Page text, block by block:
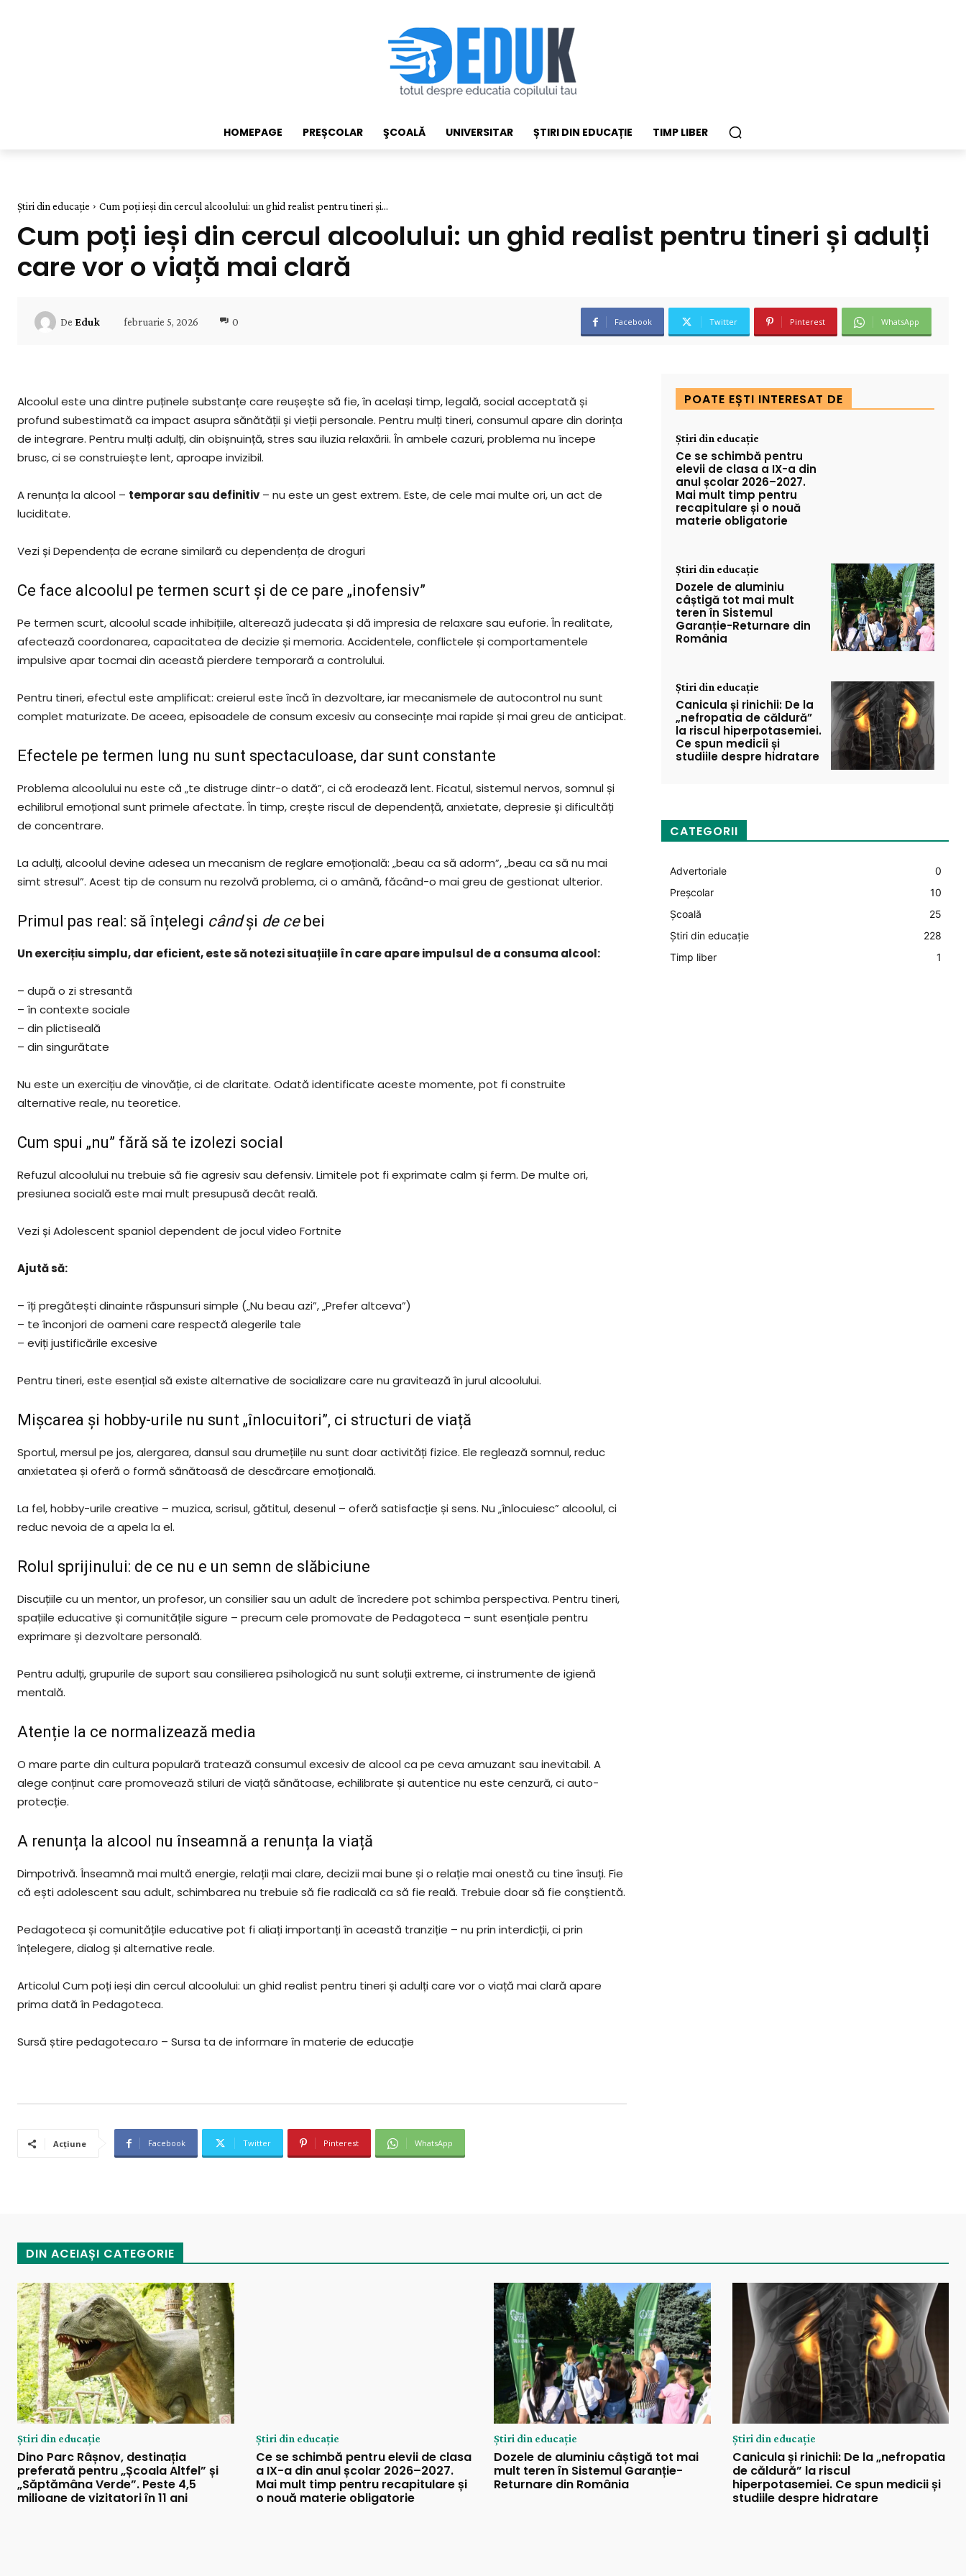
HOMEPAGE PREȘCOLAR ŞCOALĂ UNIVERSITAR ȘTIRI DIN EDUCAȚIE TIMP LIBER
Știri din educație Cum poți ieși din cercul alcoolului: un ghid realist pentru tineri și...
Cum poți ieși din cercul alcoolului: un ghid realist pentru tineri și adulți
care vor o viață mai clară
De Eduk februarie 5, 2026 0 Facebook Twitter Pinterest WhatsApp
Alcoolul este una dintre puținele substanțe care reușește să fie, în același timp, legală, social acceptată și
profund subestimată ca impact asupra sănătății și vieții personale. Pentru mulți tineri, consumul apare din dorința
de integrare. Pentru mulți adulți, din obișnuință, stres sau iluzia relaxării. În ambele cazuri, problema nu începe
brusc, ci se construiește lent, aproape invizibil.
A renunța la alcool – temporar sau definitiv – nu este un gest extrem. Este, de cele mai multe ori, un act de
luciditate.
Vezi și Dependența de ecrane similară cu dependența de droguri
Ce face alcoolul pe termen scurt și de ce pare „inofensiv”
Pe termen scurt, alcoolul scade inhibițiile, alterează judecata și dă impresia de relaxare sau euforie. În realitate,
afectează coordonarea, capacitatea de decizie și memoria. Accidentele, conflictele și comportamentele
impulsive apar tocmai din această pierdere temporară a controlului.
Pentru tineri, efectul este amplificat: creierul este încă în dezvoltare, iar mecanismele de autocontrol nu sunt
complet maturizate. De aceea, episoadele de consum excesiv au consecințe mai rapide și mai greu de anticipat.
Efectele pe termen lung nu sunt spectaculoase, dar sunt constante
Problema alcoolului nu este că „te distruge dintr-o dată”, ci că erodează lent. Ficatul, sistemul nervos, somnul și
echilibrul emoțional sunt primele afectate. În timp, crește riscul de dependență, anxietate, depresie și dificultăți
de concentrare.
La adulți, alcoolul devine adesea un mecanism de reglare emoțională: „beau ca să adorm”, „beau ca să nu mai
simt stresul”. Acest tip de consum nu rezolvă problema, ci o amână, făcând-o mai greu de gestionat ulterior.
Primul pas real: să înțelegi cândși de cebei
Un exercițiu simplu, dar eficient, este să notezi situațiile în care apare impulsul de a consuma alcool:
– după o zi stresantă
– în contexte sociale
– din plictiseală
– din singurătate
Nu este un exercițiu de vinovăție, ci de claritate. Odată identificate aceste momente, pot fi construite
alternative reale, nu teoretice.
Cum spui „nu” fără să te izolezi social
Refuzul alcoolului nu trebuie să fie agresiv sau defensiv. Limitele pot fi exprimate calm și ferm. De multe ori,
presiunea socială este mai mult presupusă decât reală.
Vezi și Adolescent spaniol dependent de jocul video Fortnite
Ajută să:
– îți pregătești dinainte răspunsuri simple („Nu beau azi”, „Prefer altceva”)
– te înconjori de oameni care respectă alegerile tale
– eviți justificările excesive
Pentru tineri, este esențial să existe alternative de socializare care nu gravitează în jurul alcoolului.
Mișcarea și hobby-urile nu sunt „înlocuitori”, ci structuri de viață
Sportul, mersul pe jos, alergarea, dansul sau drumețiile nu sunt doar activități fizice. Ele reglează somnul, reduc
anxietatea și oferă o formă sănătoasă de descărcare emoțională.
La fel, hobby-urile creative – muzica, scrisul, gătitul, desenul – oferă satisfacție și sens. Nu „înlocuiesc” alcoolul, ci
reduc nevoia de a apela la el.
Rolul sprijinului: de ce nu e un semn de slăbiciune
Discuțiile cu un mentor, un profesor, un consilier sau un adult de încredere pot schimba perspectiva. Pentru tineri,
spațiile educative și comunitățile sigure – precum cele promovate de Pedagoteca – sunt esențiale pentru
exprimare și dezvoltare personală.
Pentru adulți, grupurile de suport sau consilierea psihologică nu sunt soluții extreme, ci instrumente de igienă
mentală.
Atenție la ce normalizează media
O mare parte din cultura populară tratează consumul excesiv de alcool ca pe ceva amuzant sau inevitabil. A
alege conținut care promovează stiluri de viață sănătoase, echilibrate și autentice nu este cenzură, ci auto-
protecție.
A renunța la alcool nu înseamnă a renunța la viață
Dimpotrivă. Înseamnă mai multă energie, relații mai clare, decizii mai bune și o relație mai onestă cu tine însuți. Fie
că ești adolescent sau adult, schimbarea nu trebuie să fie radicală ca să fie reală. Trebuie doar să fie conștientă.
Pedagoteca și comunitățile educative pot fi aliați importanți în această tranziție – nu prin interdicții, ci prin
înțelegere, dialog și alternative reale.
Articolul Cum poți ieși din cercul alcoolului: un ghid realist pentru tineri și adulți care vor o viață mai clară apare
prima dată în Pedagoteca.
Sursă știre pedagoteca.ro – Sursa ta de informare în materie de educație
Acțiune Facebook Twitter Pinterest WhatsApp
POATE EȘTI INTERESAT DE
Știri din educație
Ce se schimbă pentru
elevii de clasa a IX-a din
anul școlar 2026–2027.
Mai mult timp pentru
recapitulare și o nouă
materie obligatorie
Știri din educație
Dozele de aluminiu
câștigă tot mai mult
teren în Sistemul
Garanție-Returnare din
România
Știri din educație
Canicula și rinichii: De la
„nefropatia de căldură”
la riscul hiperpotasemiei.
Ce spun medicii și
studiile despre hidratare
CATEGORII
Advertoriale
0
Preșcolar
10
Şcoală
25
Știri din educație
228
Timp liber
1
DIN ACEIAȘI CATEGORIE
Știri din educație
Dino Parc Râșnov, destinația
preferată pentru „Școala Altfel” și
„Săptămâna Verde”. Peste 4,5
milioane de vizitatori în 11 ani
Știri din educație
Ce se schimbă pentru elevii de clasa
a IX-a din anul școlar 2026–2027.
Mai mult timp pentru recapitulare și
o nouă materie obligatorie
Știri din educație
Dozele de aluminiu câștigă tot mai
mult teren în Sistemul Garanție-
Returnare din România
Știri din educație
Canicula și rinichii: De la „nefropatia
de căldură” la riscul
hiperpotasemiei. Ce spun medicii și
studiile despre hidratare